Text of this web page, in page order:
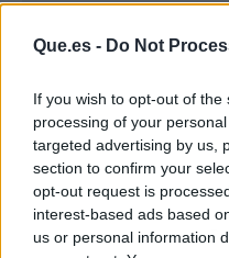
Que.es - Do Not
If you wish to opt-out of
processing of your
targeted advertising by us,
section to confirm your
opt-out request is
interest-based ads based
us or personal information